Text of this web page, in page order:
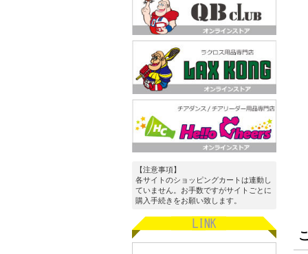
【注意事項】
各サイトのショッピングカートは連動し
ていません。お手数ですがサイトごとに
購入手続きをお願い致します。